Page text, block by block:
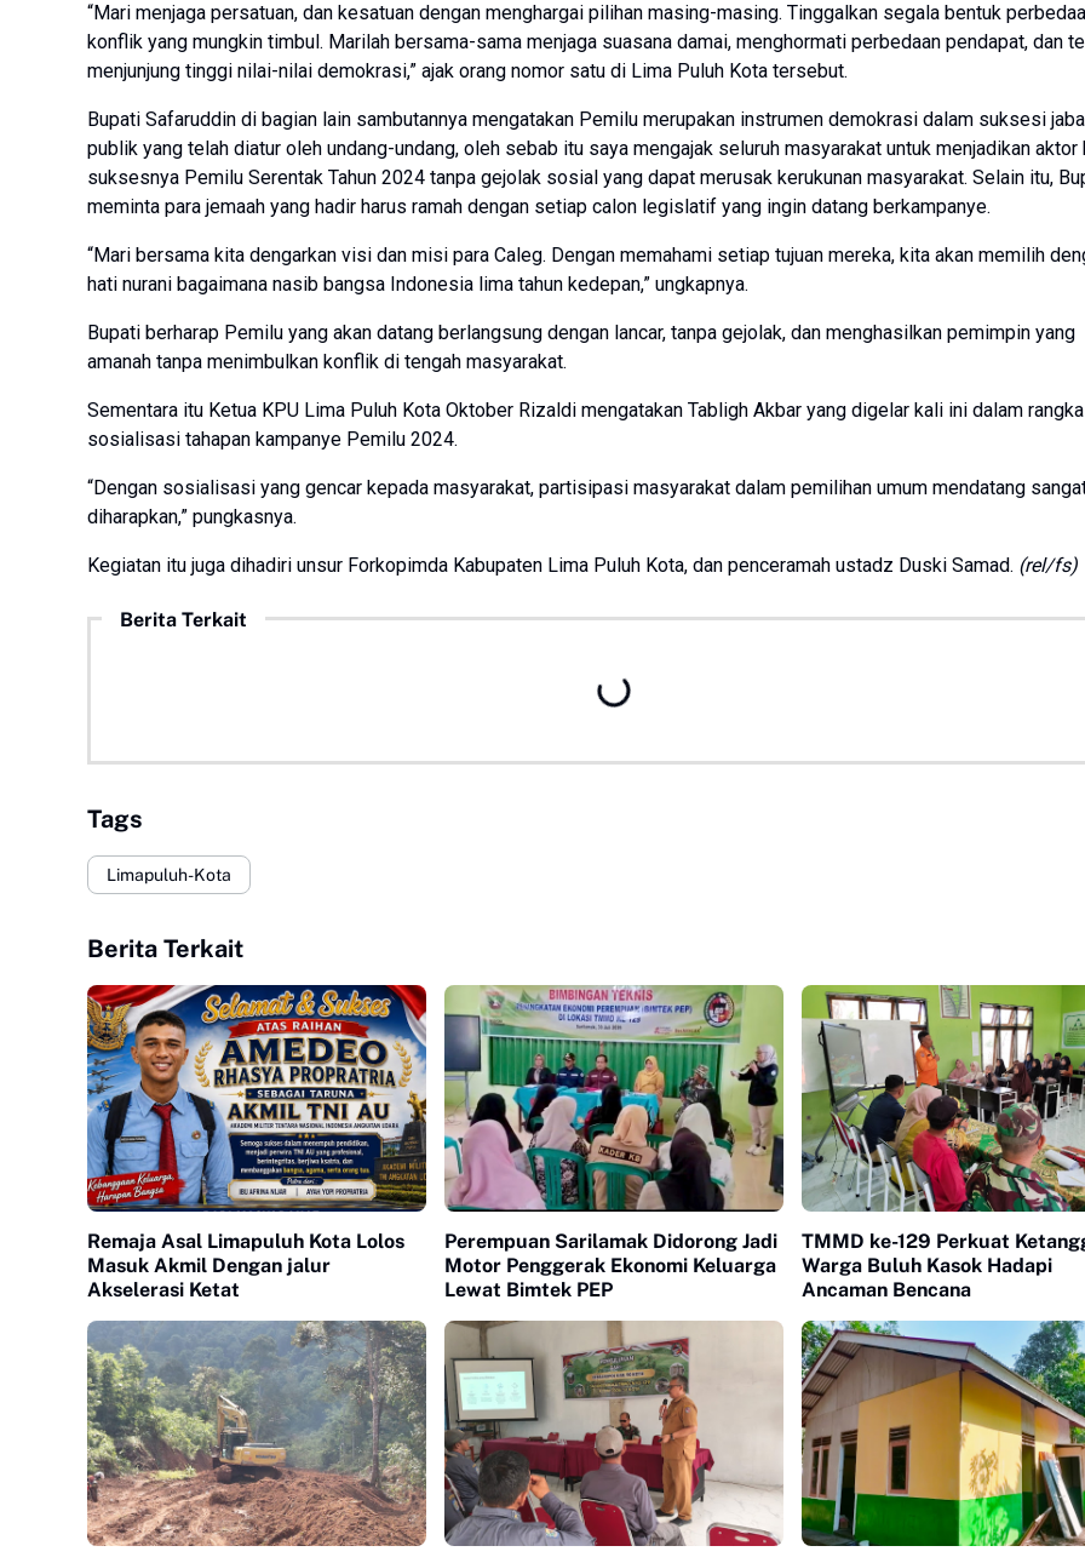
“Mari menjaga persatuan, dan kesatuan dengan menghargai pilihan masing-masing. Tinggalkan segala bentuk
konflik yang mungkin timbul. Marilah bersama-sama menjaga suasana damai, menghormati perbedaan pendapat, dan
menjunjung tinggi nilai-nilai demokrasi,” ajak orang nomor satu di Lima Puluh Kota tersebut.
Bupati Safaruddin di bagian lain sambutannya mengatakan Pemilu merupakan instrumen demokrasi dalam suksesi
publik yang telah diatur oleh undang-undang, oleh sebab itu saya mengajak seluruh masyarakat untuk menjadikan aktor
suksesnya Pemilu Serentak Tahun 2024 tanpa gejolak sosial yang dapat merusak kerukunan masyarakat. Selain itu,
meminta para jemaah yang hadir harus ramah dengan setiap calon legislatif yang ingin datang berkampanye.
“Mari bersama kita dengarkan visi dan misi para Caleg. Dengan memahami setiap tujuan mereka, kita akan memilih
hati nurani bagaimana nasib bangsa Indonesia lima tahun kedepan,” ungkapnya.
Bupati berharap Pemilu yang akan datang berlangsung dengan lancar, tanpa gejolak, dan menghasilkan pemimpin yang
amanah tanpa menimbulkan konflik di tengah masyarakat.
Sementara itu Ketua KPU Lima Puluh Kota Oktober Rizaldi mengatakan Tabligh Akbar yang digelar kali ini dalam rangka
sosialisasi tahapan kampanye Pemilu 2024.
“Dengan sosialisasi yang gencar kepada masyarakat, partisipasi masyarakat dalam pemilihan umum mendatang
diharapkan,” pungkasnya.
Kegiatan itu juga dihadiri unsur Forkopimda Kabupaten Lima Puluh Kota, dan penceramah ustadz Duski Samad. (rel/fs)
Berita Terkait
Tags
Limapuluh-Kota
Berita Terkait
Remaja Asal Limapuluh Kota Lolos
Masuk Akmil Dengan jalur
Akselerasi Ketat
Perempuan Sarilamak Didorong Jadi
Motor Penggerak Ekonomi Keluarga
Lewat Bimtek PEP
TMMD ke-129 Perkuat
Warga Buluh Kasok Hadapi
Ancaman Bencana